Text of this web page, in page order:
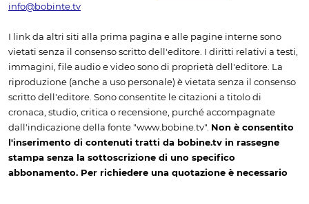
info@bobinte.tv
I link da altri siti alla prima pagina e alle pagine interne sono
vietati senza il consenso scritto dell'editore. I diritti relativi a testi,
immagini, file audio e video sono di proprietà dell'editore. La
riproduzione (anche a uso personale) è vietata senza il consenso
scritto dell'editore. Sono consentite le citazioni a titolo di
cronaca, studio, critica o recensione, purché accompagnate
dall'indicazione della fonte "www.bobine.tv". Non è consentito
l'inserimento di contenuti tratti da bobine.tv in rassegne
stampa senza la sottoscrizione di uno specifico
abbonamento. Per richiedere una quotazione è necessario